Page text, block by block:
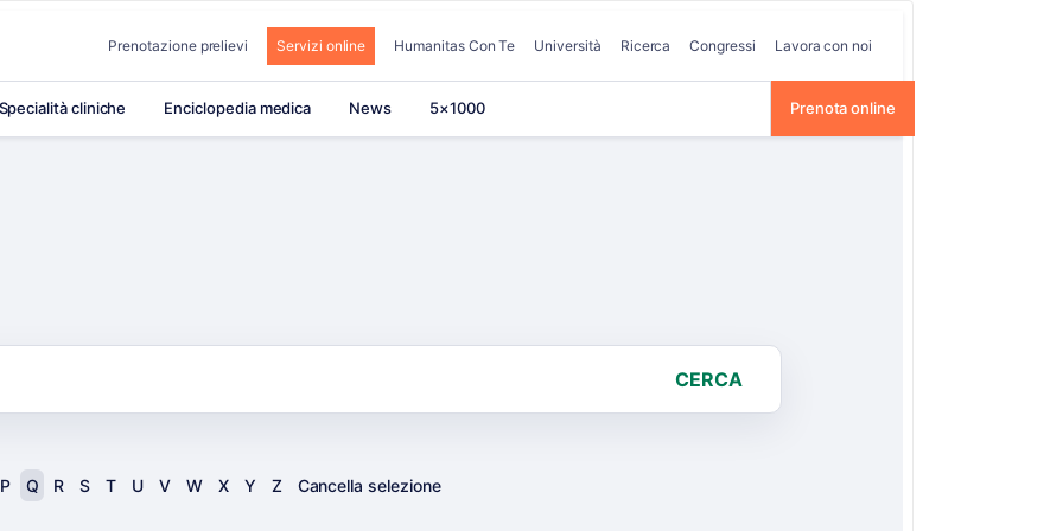
Prenotazione prelievi Servizi online Humanitas Con Te Università Ricerca Congressi Lavora con noi
Specialità cliniche Enciclopedia medica News 5×1000 Prenota online
CERCA
P Q R S T U V W X Y Z Cancella selezione